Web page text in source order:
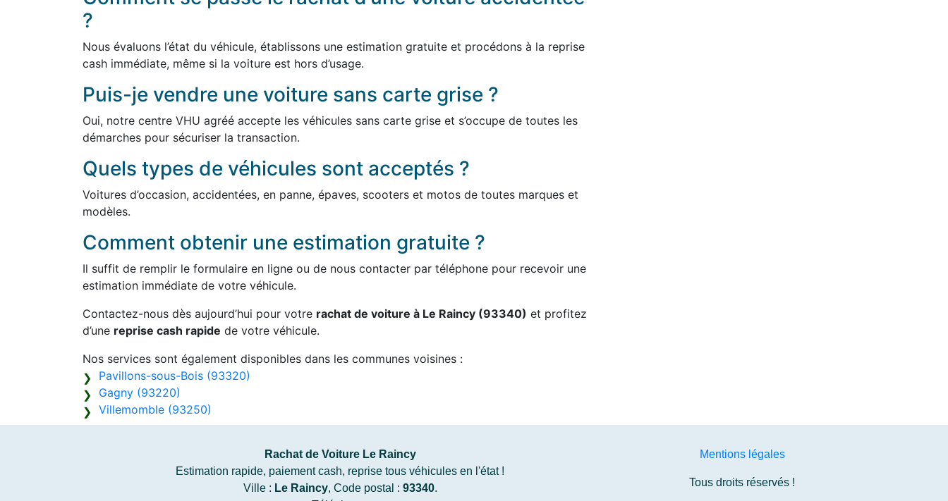
?
Nous évaluons l’état du véhicule, établissons une estimation gratuite et procédons à la reprise
cash immédiate, même si la voiture est hors d’usage.
Puis-je vendre une voiture sans carte grise ?
Oui, notre centre VHU agréé accepte les véhicules sans carte grise et s’occupe de toutes les
démarches pour sécuriser la transaction.
Quels types de véhicules sont acceptés ?
Voitures d’occasion, accidentées, en panne, épaves, scooters et motos de toutes marques et
modèles.
Comment obtenir une estimation gratuite ?
Il suffit de remplir le formulaire en ligne ou de nous contacter par téléphone pour recevoir une
estimation immédiate de votre véhicule.
Contactez-nous dès aujourd’hui pour votre rachat de voiture à Le Raincy (93340) et profitez
d’une reprise cash rapide de votre véhicule.
Nos services sont également disponibles dans les communes voisines :
Pavillons-sous-Bois (93320)
Gagny (93220)
Villemomble (93250)
Rachat de Voiture Le Raincy
Estimation rapide, paiement cash, reprise tous véhicules en l'état !
Ville : Le Raincy, Code postal : 93340.
Mentions légales
Tous droits réservés !